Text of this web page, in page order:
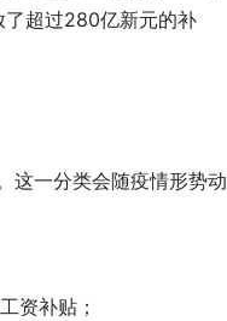
了超过280亿新元的补
这一分类会随疫情形势动
资补贴；